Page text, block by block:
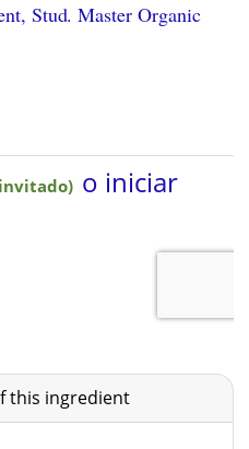
Stud. Master Organic
this ingredient